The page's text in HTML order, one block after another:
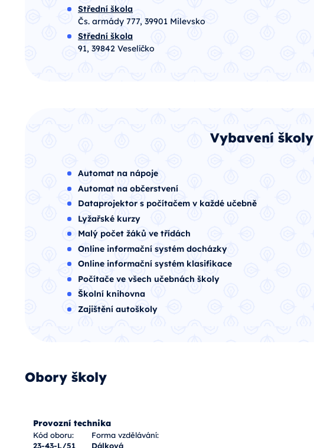
Střední škola
Čs. armády 777, 39901 Milevsko
Střední škola
91, 39842 Veselíčko
Vybavení školy
Automat na nápoje
Automat na občerstvení
Dataprojektor s počítačem v každé učebně
Lyžařské kurzy
Malý počet žáků ve třídách
Online informační systém docházky
Online informační systém klasifikace
Počítače ve všech učebnách školy
Školní knihovna
Zajištění autoškoly
Obory školy
Provozní technika
Kód oboru:
23-43-L/51
Forma vzdělávání:
Dálková